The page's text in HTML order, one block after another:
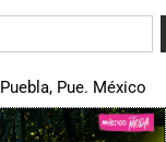
Puebla, Pue. México